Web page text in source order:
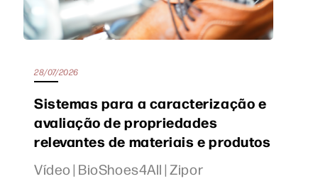
28/07/2026
Sistemas para a caracterização e
avaliação de propriedades
relevantes de materiais e produtos
Vídeo | BioShoes4All | Zipor